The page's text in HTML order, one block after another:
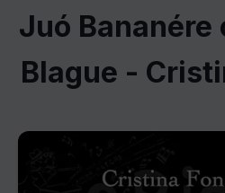
Juó Bananére
Blague -